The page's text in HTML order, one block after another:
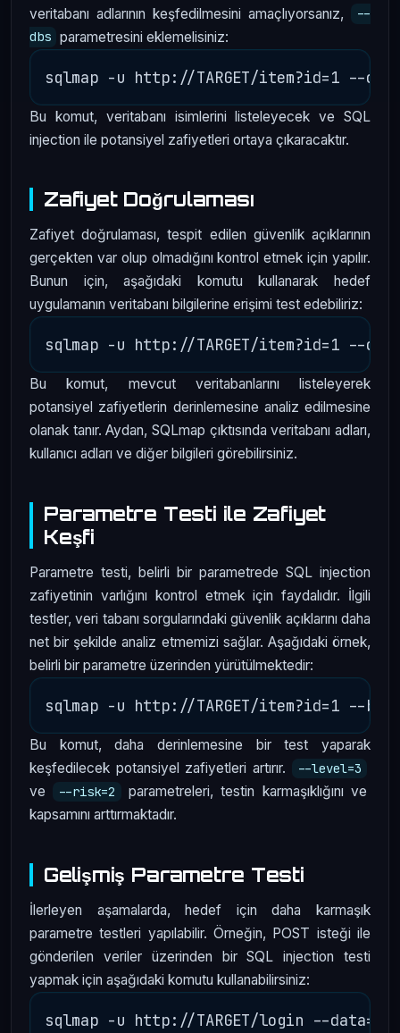
veritabanı adlarının keşfedilmesini amaçlıyorsanız,
--
dbs parametresini eklemelisiniz:
Bu komut, veritabanı isimlerini listeleyecek ve SQL
injection ile potansiyel zafiyetleri ortaya çıkaracaktır.
Zafiyet Doğrulaması
Zafiyet doğrulaması, tespit edilen güvenlik açıklarının
gerçekten var olup olmadığını kontrol etmek için yapılır.
Bunun için, aşağıdaki komutu kullanarak hedef
uygulamanın veritabanı bilgilerine erişimi test edebiliriz:
Bu komut, mevcut veritabanlarını listeleyerek
potansiyel zafiyetlerin derinlemesine analiz edilmesine
olanak tanır. Aydan, SQLmap çıktısında veritabanı adları,
kullanıcı adları ve diğer bilgileri görebilirsiniz.
Parametre Testi ile Zafiyet
Keşfi
Parametre testi, belirli bir parametrede SQL injection
zafiyetinin varlığını kontrol etmek için faydalıdır. İlgili
testler, veri tabanı sorgularındaki güvenlik açıklarını daha
net bir şekilde analiz etmemizi sağlar. Aşağıdaki örnek,
belirli bir parametre üzerinden yürütülmektedir:
Bu komut, daha derinlemesine bir test yaparak
keşfedilecek potansiyel zafiyetleri artırır.
--level=3
ve --risk=2
parametreleri, testin karmaşıklığını ve
kapsamını arttırmaktadır.
Gelişmiş Parametre Testi
İlerleyen aşamalarda, hedef için daha karmaşık
parametre testleri yapılabilir. Örneğin, POST isteği ile
gönderilen veriler üzerinden bir SQL injection testi
yapmak için aşağıdaki komutu kullanabilirsiniz: